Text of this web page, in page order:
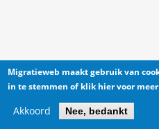
Migratieweb maakt gebruik van
in te stemmen of klik hier voor
Akkoord Nee, bedankt